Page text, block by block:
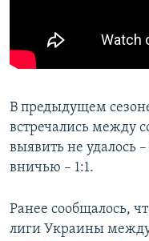
В предыдущем
встречались между
выявить не удалось
вничью – 1:1.
Ранее сообщалось,
лиги Украины